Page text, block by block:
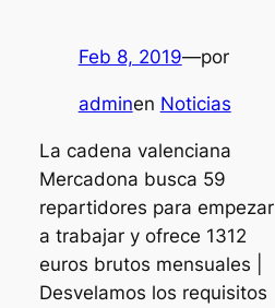
Feb 8, 2019—por
adminen Noticias
La cadena valenciana
Mercadona busca 59
repartidores para empezar
a trabajar y ofrece 1312
euros brutos mensuales |
Desvelamos los requisitos